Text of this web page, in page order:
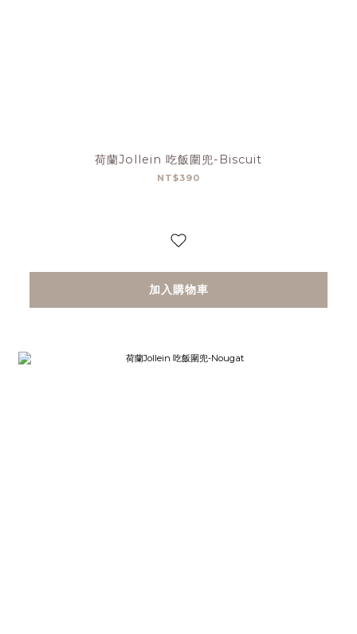
荷蘭Jollein 吃飯圍兜-Biscuit
NT$390
加入購物車